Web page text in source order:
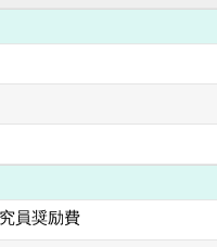
員奨励費